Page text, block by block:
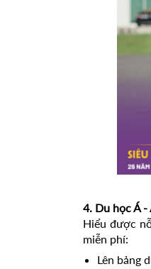
4. Du học Á
Hiểu được
miễn phí:
Lên bảng